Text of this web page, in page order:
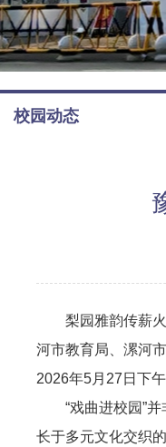
校园动态
梨园雅韵传薪
河市教育局、漯河
2026年5月27日下
“戏曲进校园”
长于多元文化交织